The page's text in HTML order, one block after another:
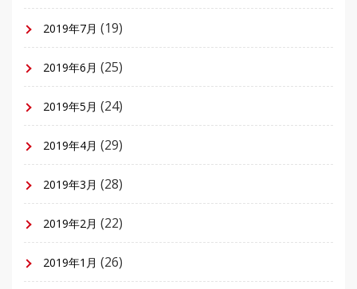
2019年7月 (19)
2019年6月 (25)
2019年5月 (24)
2019年4月 (29)
2019年3月 (28)
2019年2月 (22)
2019年1月 (26)